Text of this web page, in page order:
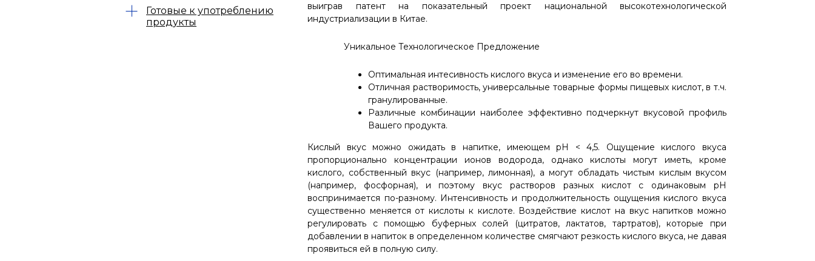
Готовые к употреблению
продукты
выиграв патент на показательный проект национальной высокотехнологической
индустриализации в Китае.
Уникальное Технологическое Предложение
Оптимальная интесивность кислого вкуса и изменение его во времени.
Отличная растворимость, универсальные товарные формы пищевых кислот, в т.ч.
гранулированные.
Различные комбинации наиболее эффективно подчеркнут вкусовой профиль
Вашего продукта.
Кислый вкус можно ожидать в напитке, имеющем pH < 4,5. Ощущение кислого вкуса
пропорционально концентрации ионов водорода, однако кислоты могут иметь, кроме
кислого, собственный вкус (например, лимонная), а могут обладать чистым кислым вкусом
(например, фосфорная), и поэтому вкус растворов разных кислот с одинаковым pH
воспринимается по-разному. Интенсивность и продолжительность ощущения кислого вкуса
существенно меняется от кислоты к кислоте. Воздействие кислот на вкус напитков можно
регулировать с помощью буферных солей (цитратов, лактатов, тартратов), которые при
добавлении в напиток в определенном количестве смягчают резкость кислого вкуса, не давая
проявиться ей в полную силу.